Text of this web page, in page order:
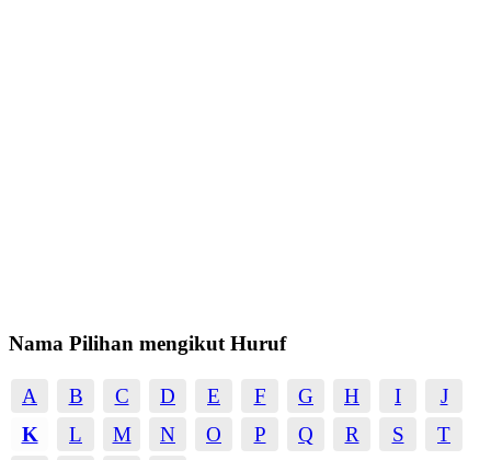
Nama Pilihan mengikut Huruf
A B C D E F G H I
J
K
L M N O P Q R S
T